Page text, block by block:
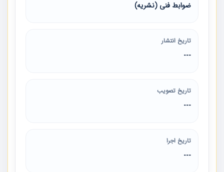
ضوابط فنی (نشریه)
تاریخ انتشار
---
تاریخ تصویب
---
تاریخ اجرا
---